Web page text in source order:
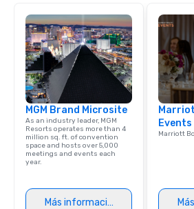
MGM Brand Microsite
As an industry leader, MGM
Resorts operates more than 4
million sq. ft. of convention
space and hosts over 5,000
meetings and events each
year.
Más información
Events
Marriott